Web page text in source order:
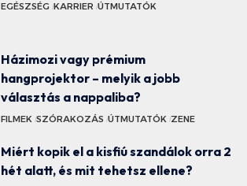
EGÉSZSÉG KARRIER ÚTMUTATÓK
Házimozi vagy prémium
hangprojektor – melyik a jobb
választás a nappaliba?
FILMEK SZÓRAKOZÁS ÚTMUTATÓK ZENE
Miért kopik el a kisfiú szandálok orra 2
hét alatt, és mit tehetsz ellene?